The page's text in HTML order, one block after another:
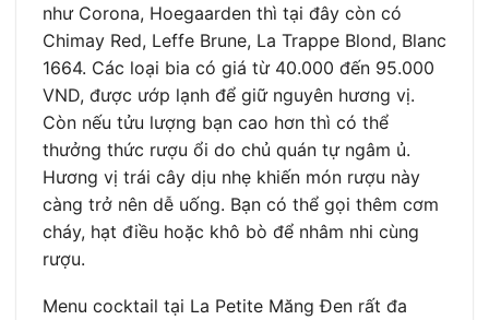
như Corona, Hoegaarden thì tại đây còn có
Chimay Red, Leffe Brune, La Trappe Blond, Blanc
1664. Các loại bia có giá từ 40.000 đến 95.000
VND, được ướp lạnh để giữ nguyên hương vị.
Còn nếu tửu lượng bạn cao hơn thì có thể
thưởng thức rượu ổi do chủ quán tự ngâm ủ.
Hương vị trái cây dịu nhẹ khiến món rượu này
càng trở nên dễ uống. Bạn có thể gọi thêm cơm
cháy, hạt điều hoặc khô bò để nhâm nhi cùng
rượu.
Menu cocktail tại La Petite Măng Đen rất đa